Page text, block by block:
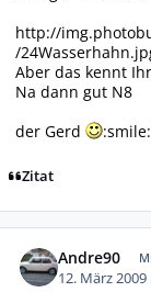
http://
/
Aber das kennt
Na dann gut N8
der Gerd
:smile:
Zitat
Andre90
12. März